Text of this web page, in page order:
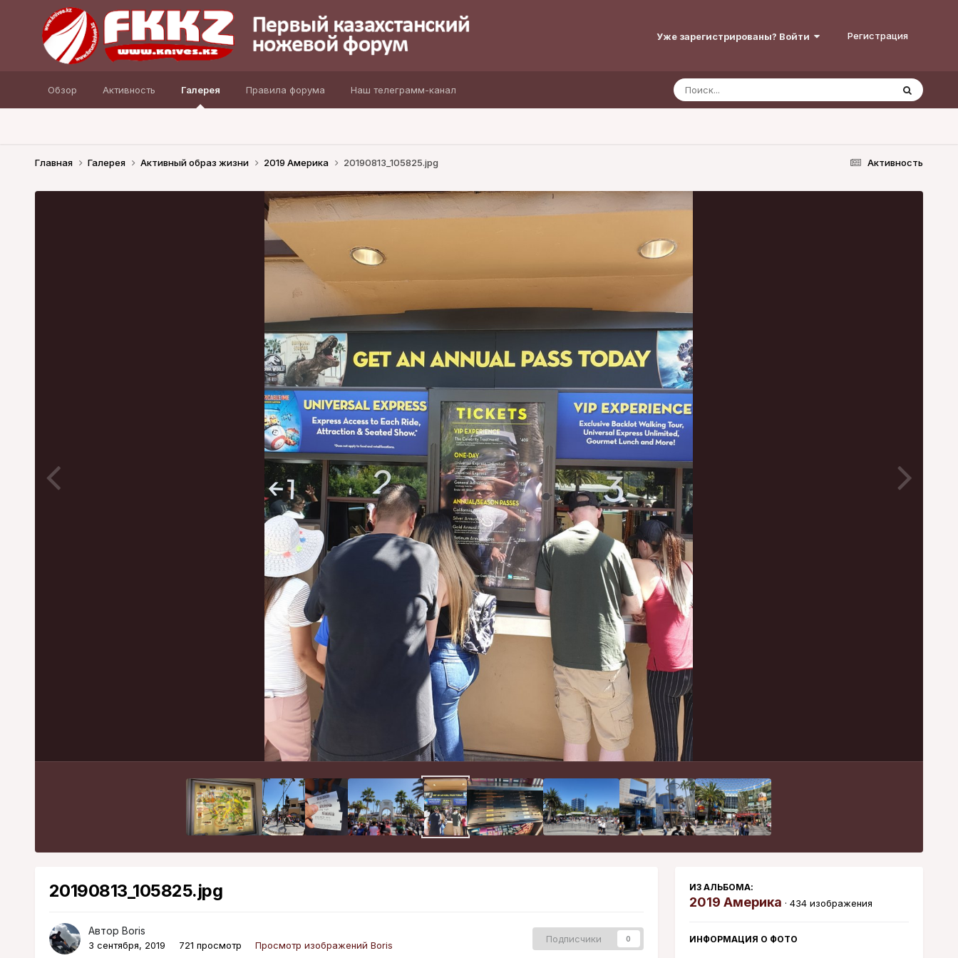
Уже зарегистрированы? Войти Регистрация
Обзор Активность Галерея Правила форума Наш телеграмм-канал
Активность
Главная Галерея Активный образ жизни 2019 Америка 20190813_105825.jpg
20190813_105825.jpg
Автор Boris
3 сентября, 2019 721 просмотр Просмотр изображений Boris
Подписчики 0
ИЗ АЛЬБОМА:
2019 Америка · 434 изображения
ИНФОРМАЦИЯ О ФОТО